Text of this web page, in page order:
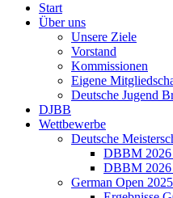
Start
Über uns
Unsere Ziele
Vorstand
Kommissionen
Eigene
Deutsche Jugend
DJBB
Wettbewerbe
Deutsche
DBBM 2026
DBBM 2026
German Open 2025